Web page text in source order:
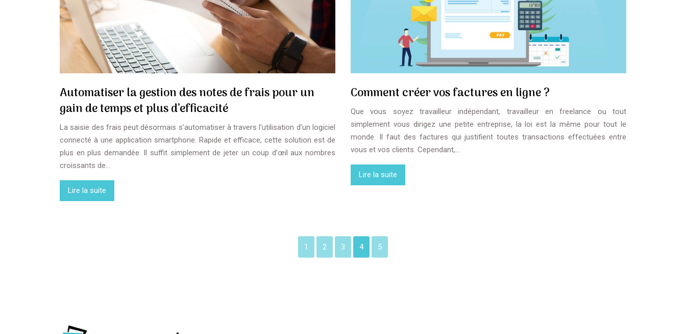
Automatiser la gestion des notes de frais pour un
gain de temps et plus d’efficacité
La saisie des frais peut désormais s’automatiser à travers l’utilisation d’un logiciel
connecté à une application smartphone. Rapide et efficace, cette solution est de
plus en plus demandée. Il suffit simplement de jeter un coup d’œil aux nombres
croissants de…
Lire la suite
Comment créer vos factures en ligne ?
Que vous soyez travailleur indépendant, travailleur en freelance ou tout
simplement vous dirigez une petite entreprise, la loi est la même pour tout le
monde. Il faut des factures qui justifient toutes transactions effectuées entre
vous et vos clients. Cependant,…
Lire la suite
1 2 3 4 5